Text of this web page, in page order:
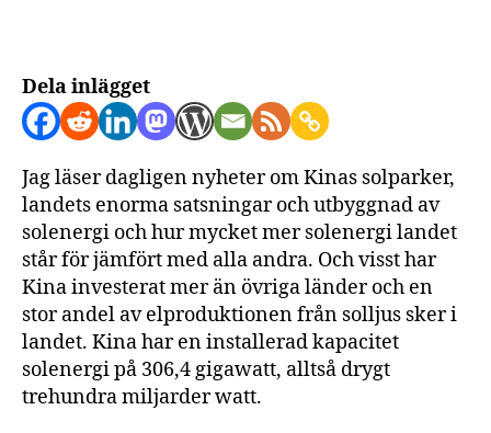
Dela inlägget
Jag läser dagligen nyheter om Kinas solparker,
landets enorma satsningar och utbyggnad av
solenergi och hur mycket mer solenergi landet
står för jämfört med alla andra. Och visst har
Kina investerat mer än övriga länder och en
stor andel av elproduktionen från solljus sker i
landet. Kina har en installerad kapacitet
solenergi på 306,4 gigawatt, alltså drygt
trehundra miljarder watt.